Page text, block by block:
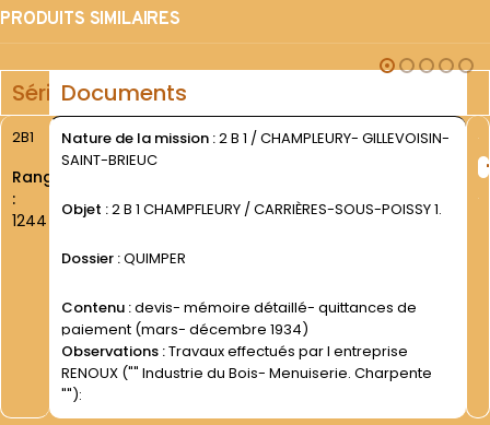
PRODUITS SIMILAIRES
SérieDocuments
2B1
Rang
:
1244
Nature de la mission :2 B 1 / CHAMPLEURY- GILLEVOISIN-
SAINT-BRIEUC
Objet :2 B 1 CHAMPFLEURY / CARRIÈRES-SOUS-POISSY 1.
Dossier :QUIMPER
Contenu :devis- mémoire détaillé- quittances de
paiement (mars- décembre 1934)
Observations :Travaux effectués par l entreprise
RENOUX ("" Industrie du Bois- Menuiserie. Charpente
""):